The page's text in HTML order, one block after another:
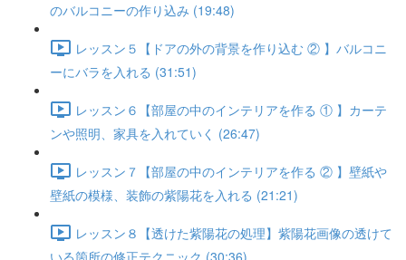
のバルコニーの作り込み (19:48)
レッスン５【ドアの外の背景を作り込む ② 】バルコニ
ーにバラを入れる (31:51)
レッスン６【部屋の中のインテリアを作る ① 】カーテ
ンや照明、家具を入れていく (26:47)
レッスン７【部屋の中のインテリアを作る ② 】壁紙や
壁紙の模様、装飾の紫陽花を入れる (21:21)
レッスン８【透けた紫陽花の処理】紫陽花画像の透けて
いる箇所の修正テクニック (30:36)